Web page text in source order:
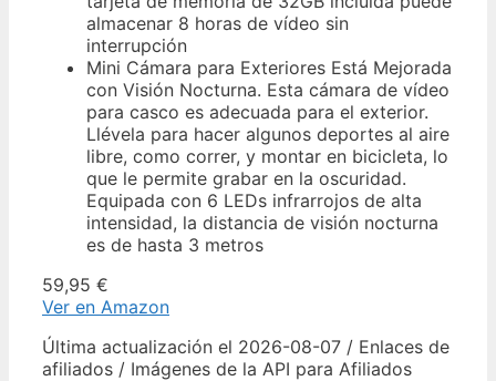
almacenar 8 horas de vídeo sin
interrupción
Mini Cámara para Exteriores Está Mejorada
con Visión Nocturna. Esta cámara de vídeo
para casco es adecuada para el exterior.
Llévela para hacer algunos deportes al aire
libre, como correr, y montar en bicicleta, lo
que le permite grabar en la oscuridad.
Equipada con 6 LEDs infrarrojos de alta
intensidad, la distancia de visión nocturna
es de hasta 3 metros
59,95 €
Ver en Amazon
Última actualización el 2026-08-07 / Enlaces de
afiliados / Imágenes de la API para Afiliados